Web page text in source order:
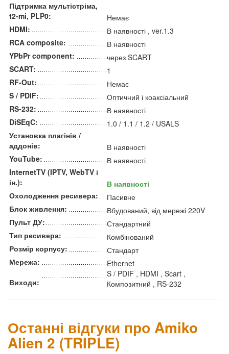
Підтримка мультістріма,
t2-mi, PLP0:
Немає
HDMI:
В наявності , ver.1.3
RCA composite:
В наявності
YPbPr component:
через SCART
SCART:
1
RF-Out:
Немає
S / PDIF:
Оптичний і коаксіальний
RS-232:
В наявності
DiSEqC:
1.0 / 1.1 / 1.2 / USALS
Установка плагінів /
аддонів:
В наявності
YouTube:
В наявності
InternetTV (IPTV, WebTV і
ін.):
В наявності
Охолодження ресивера:
Пасивне
Блок живлення:
Вбудований, від мережі 220V
Пульт ДУ:
Стандартний
Тип ресивера:
Комбінований
Розмір корпусу:
Стандарт
Мережа:
Ethernet
Виходи:
S / PDIF , HDMI , Scart ,
Композитний , RS-232
Останні відгуки про Amiko
Alien 2 (TRIPLE)